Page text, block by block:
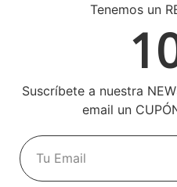
Tenemos un
Suscríbete a nuestra
email un